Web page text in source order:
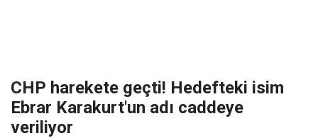
CHP harekete geçti! Hedefteki isim
Ebrar Karakurt'un adı caddeye
veriliyor